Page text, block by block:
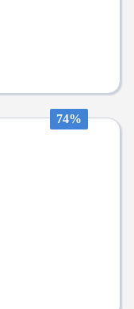
74%